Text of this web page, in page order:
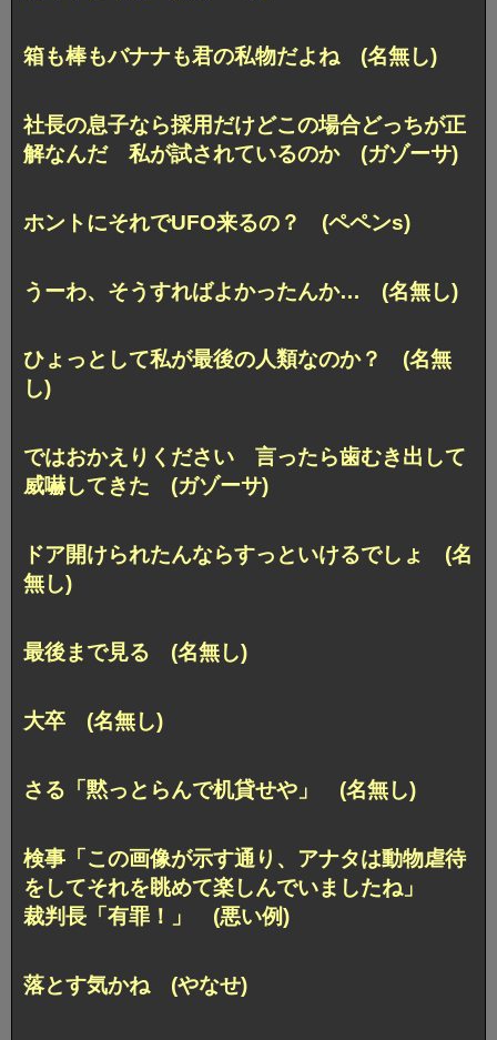
箱も棒もバナナも君の私物だよね (名無し)
社長の息子なら採用だけどこの場合どっちが正
解なんだ 私が試されているのか (ガゾーサ)
ホントにそれでUFO来るの？ (ペペンs)
うーわ、そうすればよかったんか… (名無し)
ひょっとして私が最後の人類なのか？ (名無
し)
ではおかえりください 言ったら歯むき出して
威嚇してきた (ガゾーサ)
ドア開けられたんならすっといけるでしょ (名
無し)
最後まで見る (名無し)
大卒 (名無し)
さる「黙っとらんで机貸せや」 (名無し)
検事「この画像が示す通り、アナタは動物虐待
をしてそれを眺めて楽しんでいましたね」
裁判長「有罪！」 (悪い例)
落とす気かね (やなせ)